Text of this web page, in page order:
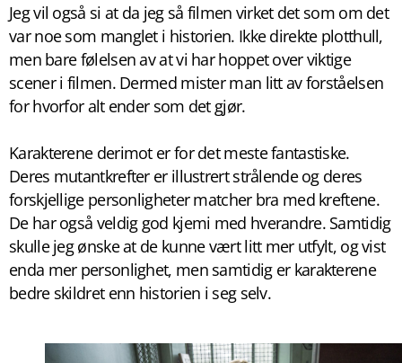
Jeg vil også si at da jeg så filmen virket det som om det
var noe som manglet i historien. Ikke direkte plotthull,
men bare følelsen av at vi har hoppet over viktige
scener i filmen. Dermed mister man litt av forståelsen
for hvorfor alt ender som det gjør.
Karakterene derimot er for det meste fantastiske.
Deres mutantkrefter er illustrert strålende og deres
forskjellige personligheter matcher bra med kreftene.
De har også veldig god kjemi med hverandre. Samtidig
skulle jeg ønske at de kunne vært litt mer utfylt, og vist
enda mer personlighet, men samtidig er karakterene
bedre skildret enn historien i seg selv.